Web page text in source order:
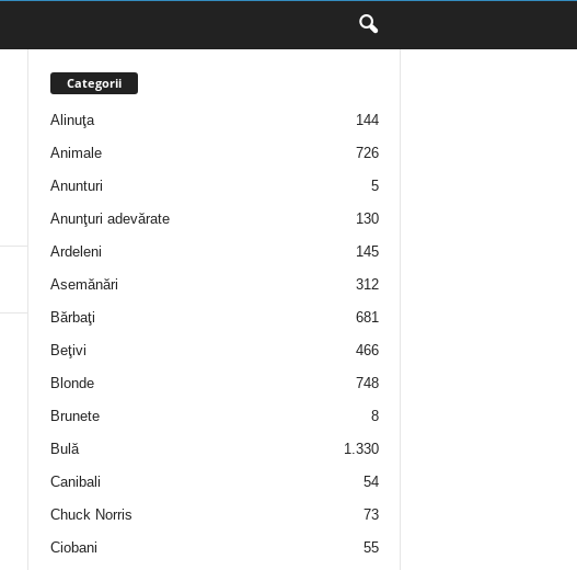
Categorii
Alinuţa
144
Animale
726
Anunturi
5
Anunţuri adevărate
130
Ardeleni
145
Asemănări
312
Bărbaţi
681
Beţivi
466
Blonde
748
Brunete
8
Bulă
1.330
Canibali
54
Chuck Norris
73
Ciobani
55